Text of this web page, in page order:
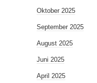
Oktober 2025
September 2025
August 2025
Juni 2025
April 2025